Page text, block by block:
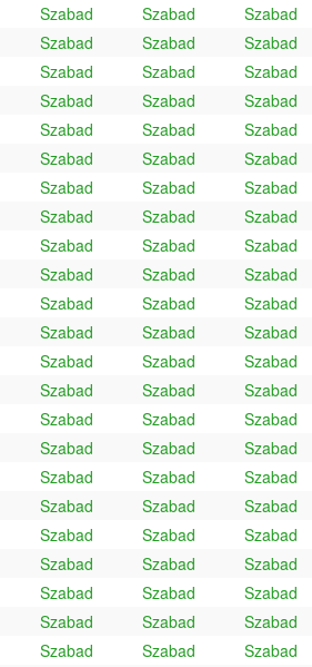
Szabad Szabad
Szabad
Szabad Szabad
Szabad
Szabad Szabad
Szabad
Szabad Szabad
Szabad
Szabad Szabad
Szabad
Szabad Szabad
Szabad
Szabad Szabad
Szabad
Szabad Szabad
Szabad
Szabad Szabad
Szabad
Szabad Szabad
Szabad
Szabad Szabad
Szabad
Szabad Szabad
Szabad
Szabad Szabad
Szabad
Szabad Szabad
Szabad
Szabad Szabad
Szabad
Szabad Szabad
Szabad
Szabad Szabad
Szabad
Szabad Szabad
Szabad
Szabad Szabad
Szabad
Szabad Szabad
Szabad
Szabad Szabad
Szabad
Szabad Szabad
Szabad
Szabad Szabad Szabad